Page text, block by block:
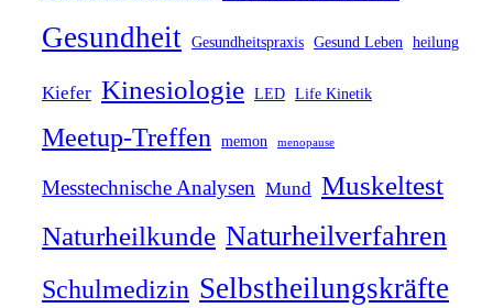
Gesundheit Gesundheitspraxis Gesund Leben heilung
Kiefer Kinesiologie LED Life Kinetik
Meetup-Treffen memon menopause
Messtechnische Analysen Mund Muskeltest
Naturheilkunde Naturheilverfahren
Schulmedizin Selbstheilungskräfte